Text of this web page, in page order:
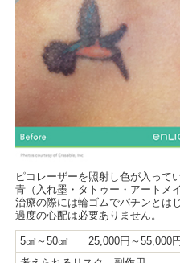
ピコレーザーを照射し色が入って
青（入れ墨・タトゥー・アートメ
治療の際には輪ゴムでパチンとは
過度の心配は必要ありません。
5㎠～50㎠
25,000円～55,000